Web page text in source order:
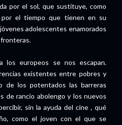
por el sol, que sustituye, como
el tiempo que tienen en su
adolescentes enamorados
fronteras.
los europeos se nos escapan.
existentes entre pobres y
de los potentados las barreras
de rancio abolengo y los nuevos
sin la ayuda del cine , qué
como el joven con el que se